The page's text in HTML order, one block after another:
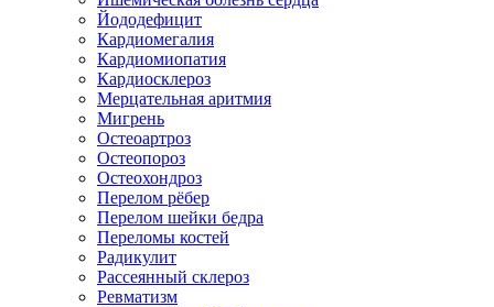
Йододефицит
Кардиомегалия
Кардиомиопатия
Кардиосклероз
Мерцательная аритмия
Мигрень
Остеоартроз
Остеопороз
Остеохондроз
Перелом рёбер
Перелом шейки бедра
Переломы костей
Радикулит
Рассеянный склероз
Ревматизм